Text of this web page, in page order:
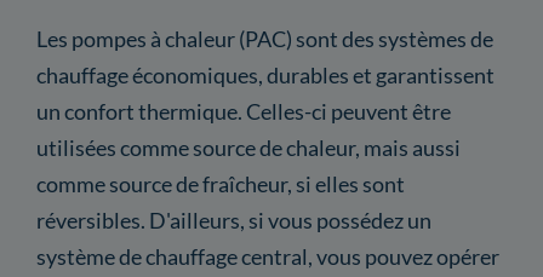
Les pompes à chaleur (PAC) sont des systèmes de
chauffage économiques, durables et garantissent
un confort thermique. Celles-ci peuvent être
utilisées comme source de chaleur, mais aussi
comme source de fraîcheur, si elles sont
réversibles. D'ailleurs, si vous possédez un
système de chauffage central, vous pouvez opérer